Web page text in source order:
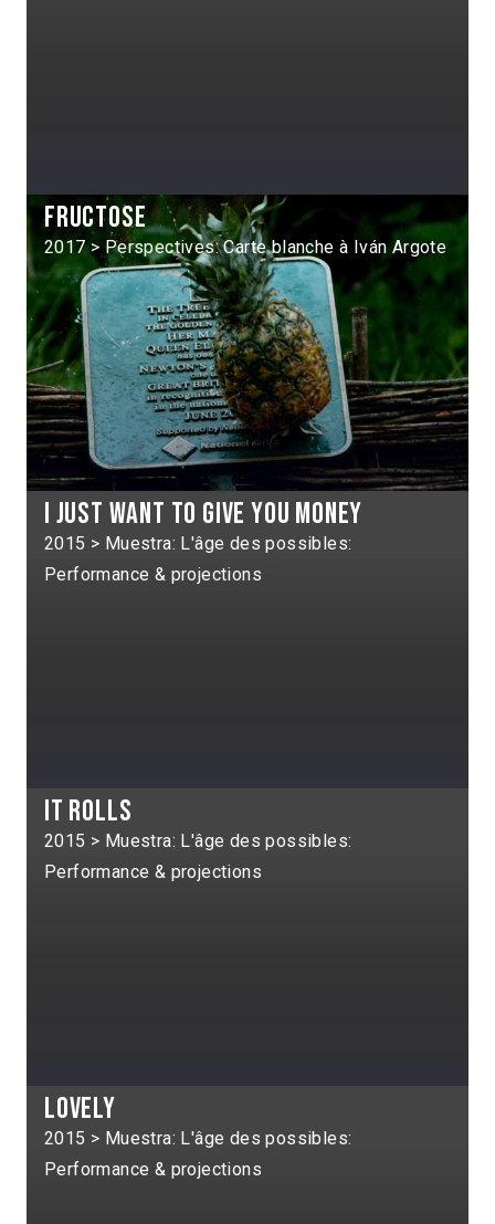
Fructose
2017 > Perspectives: Carte blanche à Iván Argote
I just want to give you money
2015 > Muestra: L'âge des possibles:
Performance & projections
It rolls
2015 > Muestra: L'âge des possibles:
Performance & projections
Lovely
2015 > Muestra: L'âge des possibles:
Performance & projections